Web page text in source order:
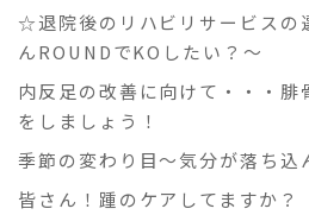
☆退院後のリハビリサービス
んROUNDでKOしたい？～
内反足の改善に向けて・・・腓
をしましょう！
季節の変わり目～気分が落ち込
皆さん！踵のケアしてますか？